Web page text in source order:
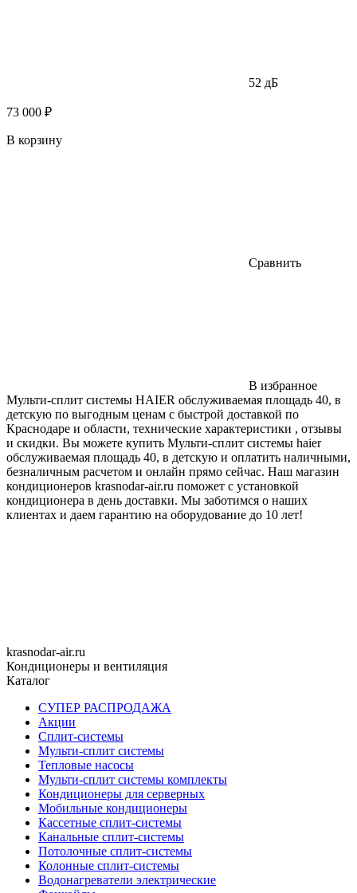
52 дБ
73 000 ₽
В корзину
Сравнить
В избранное
Мульти-сплит системы HAIER обслуживаемая площадь 40, в
детскую по выгодным ценам с быстрой доставкой по
Краснодаре и области, технические характеристики , отзывы
и скидки. Вы можете купить Мульти-сплит системы haier
обслуживаемая площадь 40, в детскую и оплатить наличными,
безналичным расчетом и онлайн прямо сейчас. Наш магазин
кондиционеров krasnodar-air.ru поможет с установкой
кондиционера в день доставки. Мы заботимся о наших
клиентах и даем гарантию на оборудование до 10 лет!
krasnodar-air.ru
Кондиционеры и вентиляция
Каталог
СУПЕР РАСПРОДАЖА
Акции
Сплит-системы
Мульти-сплит системы
Тепловые насосы
Мульти-сплит системы комплекты
Кондиционеры для серверных
Мобильные кондиционеры
Кассетные сплит-системы
Канальные сплит-системы
Потолочные сплит-системы
Колонные сплит-системы
Водонагреватели электрические